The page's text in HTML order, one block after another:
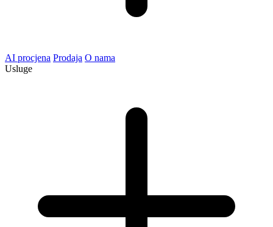
AI procjena Prodaja O nama
Usluge